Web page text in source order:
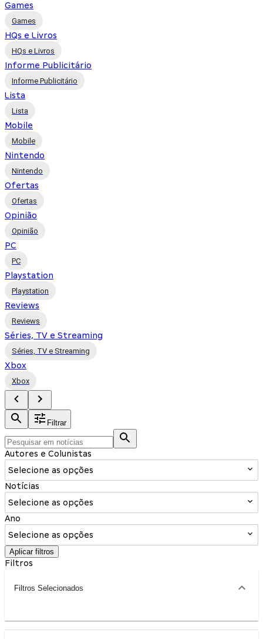
Games
Games
HQs e Livros
HQs e Livros
Informe Publicitário
Informe Publicitário
Lista
Lista
Mobile
Mobile
Nintendo
Nintendo
Ofertas
Ofertas
Opinião
Opinião
PC
PC
Playstation
Playstation
Reviews
Reviews
Séries, TV e Streaming
Séries, TV e Streaming
Xbox
Xbox
Filtrar
Autores e Colunistas
Selecione as opções
Notícias
Selecione as opções
Ano
Selecione as opções
Aplicar filtros
Filtros
Filtros Selecionados